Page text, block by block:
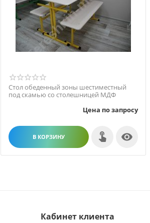
Стол обеденный зоны шестиместный
под скамью со столешницей МДФ
Цена по запросу
В КОРЗИНУ 
Кабинет клиента